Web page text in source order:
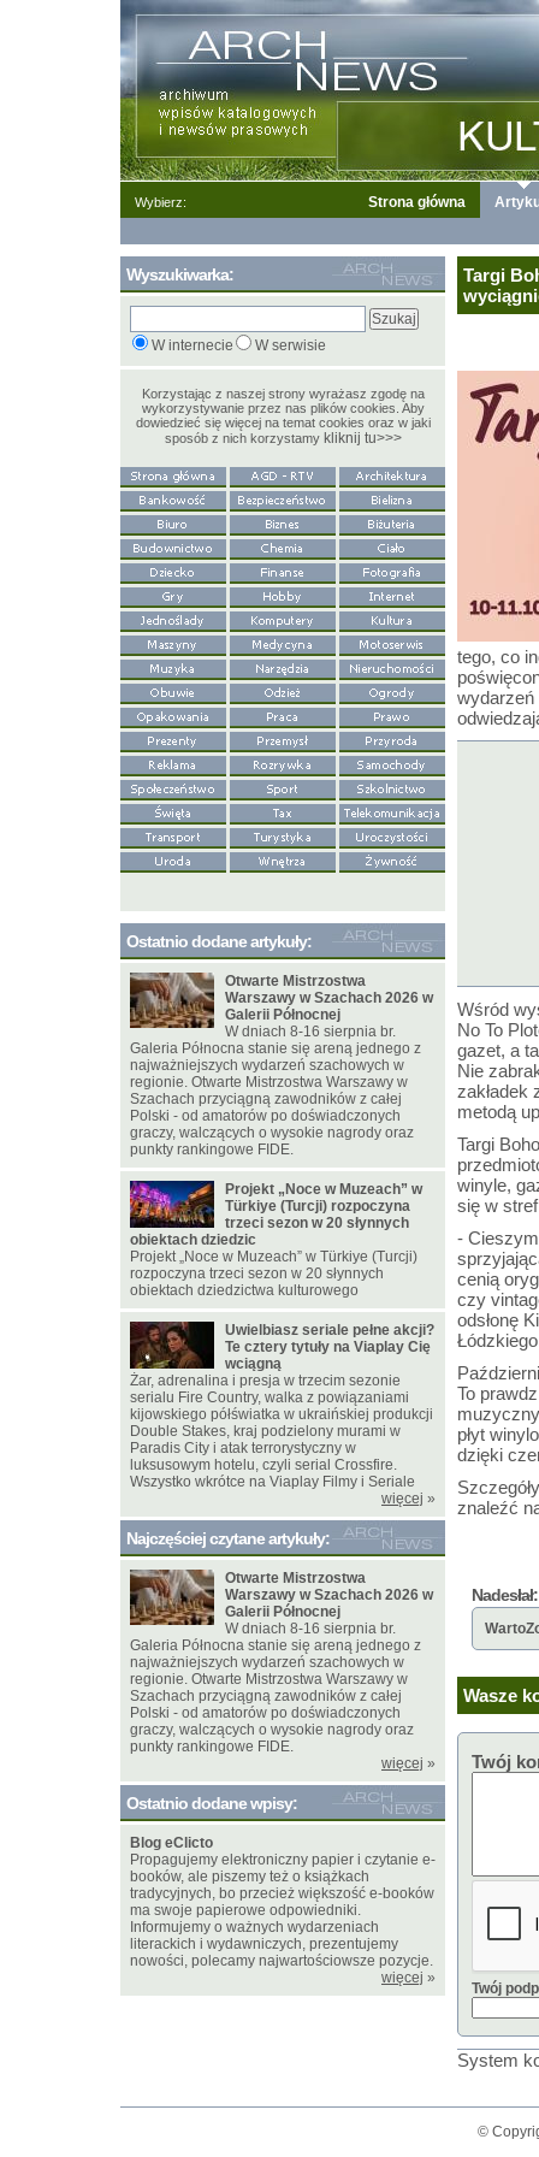
Wybierz: Strona główna
Targi
tego, co
wydarzeń
Wśród
No To
gazet, a
Nie
zakładek
metodą
Targi
winyle,
się w
-
cenią
czy
odsłonę
To
płyt
dzięki
znaleźć
Nadesłał:
Wasze
Twój
Twój
System
Wyszukiwarka:
W internecie W serwisie
Korzystając z naszej strony wyrażasz zgodę na
wykorzystywanie przez nas plików cookies. Aby
dowiedzieć się więcej na temat cookies oraz w jaki
sposób z nich korzystamy kliknij tu>>>
Ostatnio dodane artykuły:
Otwarte Mistrzostwa
Warszawy w Szachach 2026 w
Galerii Północnej
W dniach 8-16 sierpnia br.
Galeria Północna stanie się areną jednego z
najważniejszych wydarzeń szachowych w
regionie. Otwarte Mistrzostwa Warszawy w
Szachach przyciągną zawodników z całej
Polski - od amatorów po doświadczonych
graczy, walczących o wysokie nagrody oraz
punkty rankingowe FIDE.
Projekt „Noce w Muzeach” w
Türkiye (Turcji) rozpoczyna
trzeci sezon w 20 słynnych
obiektach dziedzic
Projekt „Noce w Muzeach” w Türkiye (Turcji)
rozpoczyna trzeci sezon w 20 słynnych
obiektach dziedzictwa kulturowego
Uwielbiasz seriale pełne akcji?
Te cztery tytuły na Viaplay Cię
wciągną
Żar, adrenalina i presja w trzecim sezonie
serialu Fire Country, walka z powiązaniami
kijowskiego półświatka w ukraińskiej produkcji
Double Stakes, kraj podzielony murami w
Paradis City i atak terrorystyczny w
luksusowym hotelu, czyli serial Crossfire.
Wszystko wkrótce na Viaplay Filmy i Seriale
więcej »
Najczęściej czytane artykuły:
Otwarte Mistrzostwa
Warszawy w Szachach 2026 w
Galerii Północnej
W dniach 8-16 sierpnia br.
Galeria Północna stanie się areną jednego z
najważniejszych wydarzeń szachowych w
regionie. Otwarte Mistrzostwa Warszawy w
Szachach przyciągną zawodników z całej
Polski - od amatorów po doświadczonych
graczy, walczących o wysokie nagrody oraz
punkty rankingowe FIDE.
więcej »
Ostatnio dodane wpisy:
Blog eClicto
Propagujemy elektroniczny papier i czytanie e-
booków, ale piszemy też o książkach
tradycyjnych, bo przecież większość e-booków
ma swoje papierowe odpowiedniki.
Informujemy o ważnych wydarzeniach
literackich i wydawniczych, prezentujemy
nowości, polecamy najwartościowsze pozycje.
więcej »
©